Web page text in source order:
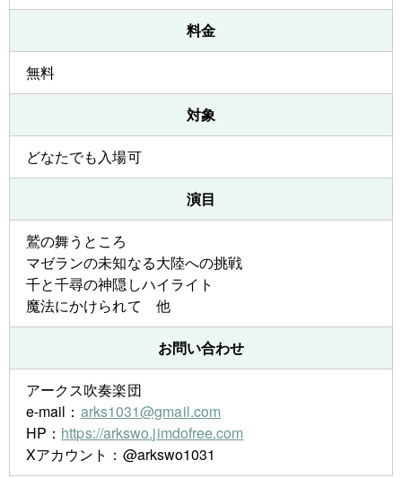
料金
無料
対象
どなたでも入場可
演目
鷲の舞うところ
マゼランの未知なる大陸への挑戦
千と千尋の神隠しハイライト
魔法にかけられて 他
お問い合わせ
アークス吹奏楽団
e-mail： arks1031@gmail.com
HP： https://arkswo.jimdofree.com
Xアカウント：@arkswo1031